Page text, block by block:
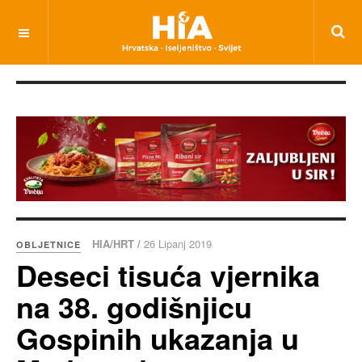
OBLJETNICE HIA/HRT / 26 Lipanj 2019
Deseci tisuća vjernika
na 38. godišnjicu
Gospinih ukazanja u